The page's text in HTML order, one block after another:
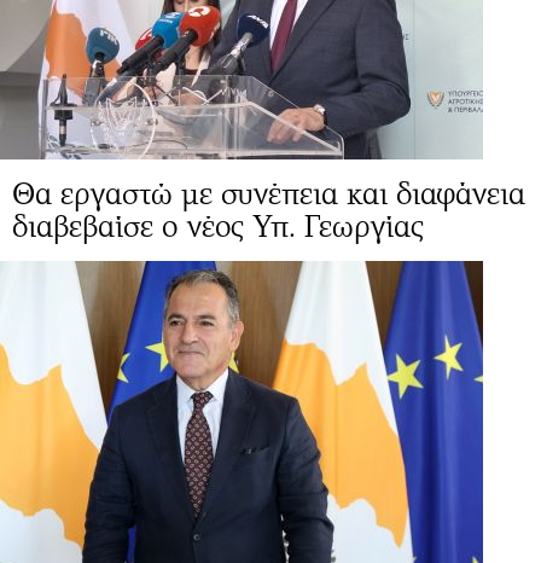
Θα εργαστώ με συνέπεια και διαφάνεια
διαβεβαίσε ο νέος Υπ. Γεωργίας